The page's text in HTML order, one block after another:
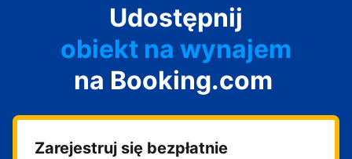
Udostępnij
hotel
obiekt na wynajem
wakacyjny
pensjonat
obiekt B&B
na Booking.com
Zarejestruj się bezpłatnie